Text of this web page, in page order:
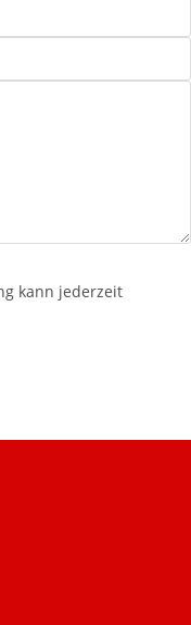
kann jederzeit